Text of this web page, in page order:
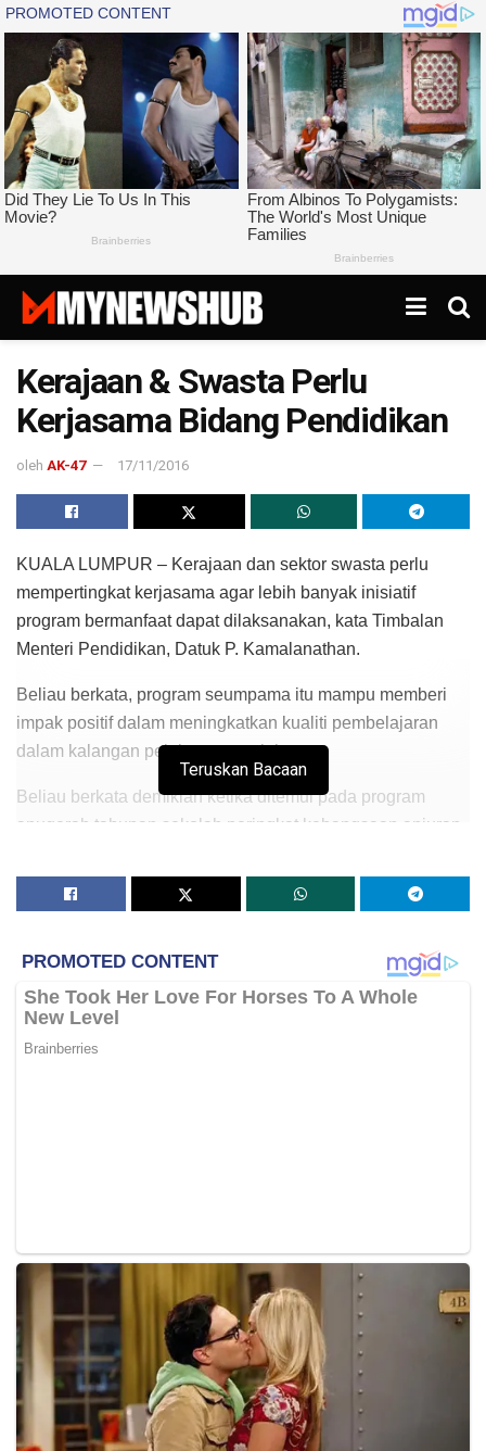
Kerajaan & Swasta Perlu
Kerjasama Bidang Pendidikan
oleh AK-47 17/11/2016
KUALA LUMPUR – Kerajaan dan sektor swasta perlu
mempertingkat kerjasama agar lebih banyak inisiatif
program bermanfaat dapat dilaksanakan, kata Timbalan
Menteri Pendidikan, Datuk P. Kamalanathan.
Beliau berkata, program seumpama itu mampu memberi
impak positif dalam meningkatkan kualiti pembelajaran
dalam kalangan pelajar negara ini.
Beliau berkata demikian ketika ditemui pada program
anugerah tahunan sekolah peringkat kebangsaan anjuran
dan Kementerian Pendidikan di sini hari ini. Turut hadir
Pengarah Urusan Dutch Lady Malaysia Saw Chooi Lee.
Sekolah Jenis Kebangsaan (SJK) Tamil Merlimau, Melaka
dan Sekolah Menengah Kebangsaan (SMK) Convent
Jalan Peel, di sini, masing-masing muncul juara program
Anugerah 3K (Kebersihan, Kesihatan dan Keselamatan)
Majlis itu turut menyaksikan penyampaian hadiah kepada
pemenang-pemenang Projek Khas 3C (Cabaran, Cergas,
Ceria), program yang diilhamkan daripada kempen
kesedaran kesihatan Drink.Move.BeStrong Dutch Lady
Malaysia yang menekankan kepentingan susu dalam diet
yang sihat.
Teruskan Bacaan